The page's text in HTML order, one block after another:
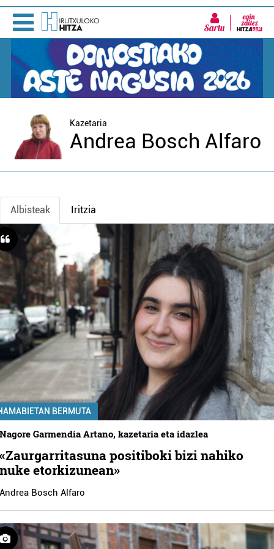
Sartu
Kazetaria
Andrea Bosch Alfaro
Albisteak Iritzia
BERMUTA
Garmendia Artano, kazetaria eta idazlea
positiboki bizi nahiko
etorkizunean»
Bosch Alfaro